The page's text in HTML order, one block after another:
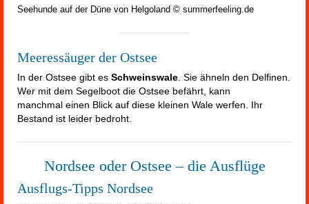
Seehunde auf der Düne von Helgoland © summerfeeling.de
Meeressäuger der Ostsee
In der Ostsee gibt es Schweinswale . Sie ähneln den Delfinen.
Wer mit dem Segelboot die Ostsee befährt, kann
manchmal einen Blick auf diese kleinen Wale werfen. Ihr
Bestand ist leider bedroht.
Nordsee oder Ostsee – die Ausflüge
Ausflugs-Tipps Nordsee